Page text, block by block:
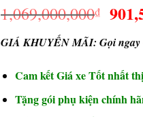
1,069,000,000₫ Giá
là:
GIÁ KHUYẾN MÃI: Gọi ngay
Cam kết Giá xe Tốt nhất
Tặng gói phụ kiện chính